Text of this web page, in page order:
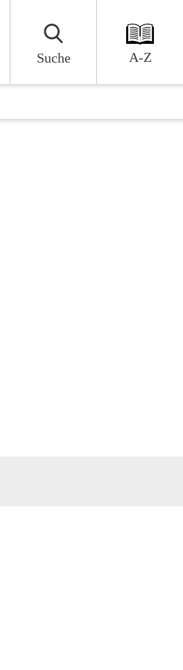
Suche A-Z